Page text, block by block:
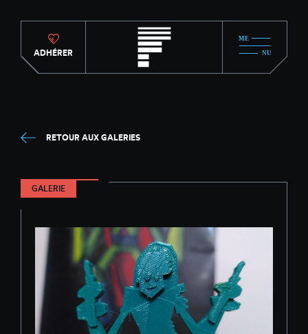
ADHÉRER
RETOUR AUX GALERIES
GALERIE